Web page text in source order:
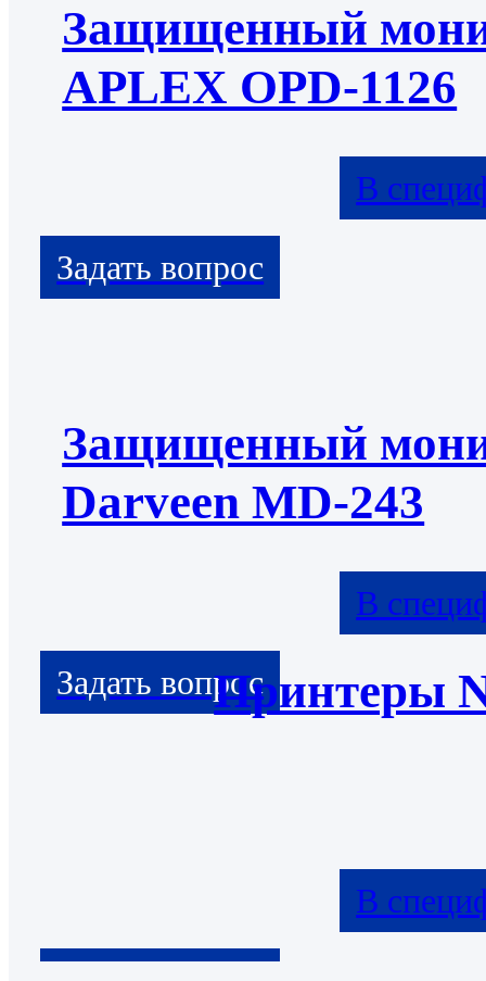
Защищенный
APLEX OPD-1126
В
Защищенный
Darveen MD-243
В
Принтеры
В